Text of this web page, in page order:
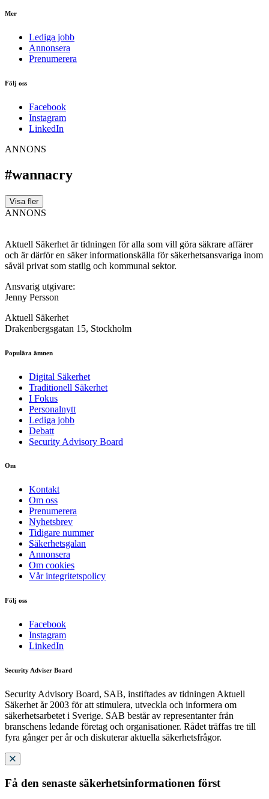
Mer
Lediga jobb
Annonsera
Prenumerera
Följ oss
Facebook
Instagram
LinkedIn
ANNONS
#wannacry
Visa fler
ANNONS
Aktuell Säkerhet är tidningen för alla som vill göra säkrare affärer
och är därför en säker informationskälla för säkerhets­ansvariga inom
såväl privat som statlig och kommunal sektor.
Ansvarig utgivare:
Jenny Persson
Aktuell Säkerhet
Drakenbergsgatan 15, Stockholm
Populära ämnen
Digital Säkerhet
Traditionell Säkerhet
I Fokus
Personalnytt
Lediga jobb
Debatt
Security Advisory Board
Om
Kontakt
Om oss
Prenumerera
Nyhetsbrev
Tidigare nummer
Säkerhetsgalan
Annonsera
Om cookies
Vår integritetspolicy
Följ oss
Facebook
Instagram
LinkedIn
Security Adviser Board
Security Advisory Board, SAB, instiftades av tidningen Aktuell
Säkerhet år 2003 för att stimulera, utveckla och informera om
säkerhetsarbetet i Sverige. SAB består av representanter från
branschens ledande företag och organisationer. Rådet träffas tre till
fyra gånger per år och diskuterar aktuella säkerhetsfrågor.
Få den senaste säkerhetsinformationen först